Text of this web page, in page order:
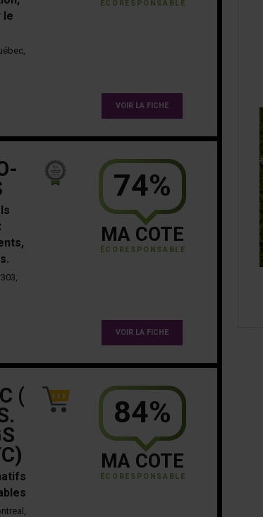
le
ÉCORESPONSABLE
VOIR LA FICHE
74%
MA COTE
ÉCORESPONSABLE
VOIR LA FICHE
(
84%
MA COTE
ÉCORESPONSABLE